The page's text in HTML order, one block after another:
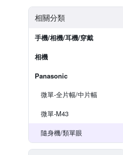
相關分類
手機/相機/耳機/穿戴
相機
Panasonic
微單-全片幅/中片幅
微單-M43
隨身機/類單眼